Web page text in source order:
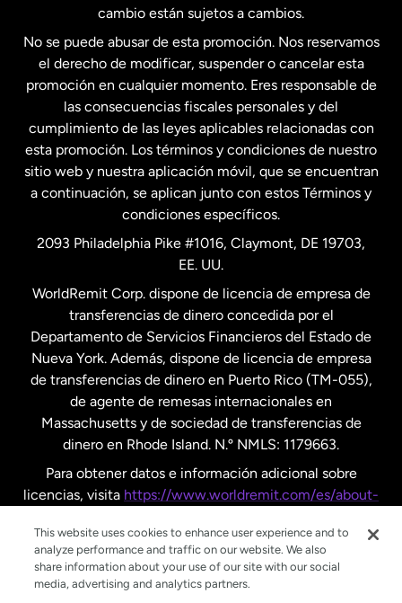
Francia
Malasia
Nueva Zelanda
Países Bajos
Suecia
cambio están sujetos a cambios.
No se puede abusar de esta promoción. Nos reservamos
el derecho de modificar, suspender o cancelar esta
promoción en cualquier momento. Eres responsable de
las consecuencias fiscales personales y del
cumplimiento de las leyes aplicables relacionadas con
esta promoción. Los términos y condiciones de nuestro
sitio web y nuestra aplicación móvil, que se encuentran
a continuación, se aplican junto con estos Términos y
condiciones específicos.
2093 Philadelphia Pike #1016, Claymont, DE 19703,
EE. UU.
WorldRemit Corp. dispone de licencia de empresa de
transferencias de dinero concedida por el
Departamento de Servicios Financieros del Estado de
Nueva York. Además, dispone de licencia de empresa
de transferencias de dinero en Puerto Rico (TM-055),
de agente de remesas internacionales en
Massachusetts y de sociedad de transferencias de
dinero en Rhode Island. N.º NMLS: 1179663.
Para obtener datos e información adicional sobre
licencias, visita https://www.worldremit.com/es/about-
This website uses cookies to enhance user experience and to
analyze performance and traffic on our website. We also
share information about your use of our site with our social
media, advertising and analytics partners.